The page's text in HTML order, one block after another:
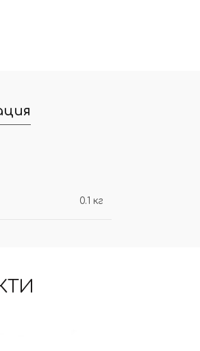
0.1 кг